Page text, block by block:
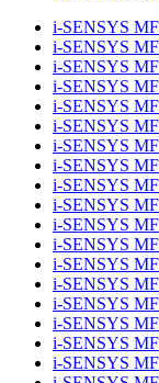
i-SENSYS
i-SENSYS
i-SENSYS
i-SENSYS
i-SENSYS
i-SENSYS
i-SENSYS
i-SENSYS
i-SENSYS
i-SENSYS
i-SENSYS
i-SENSYS
i-SENSYS
i-SENSYS
i-SENSYS
i-SENSYS
i-SENSYS
i-SENSYS